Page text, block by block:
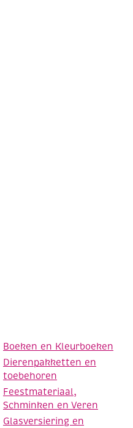
Boeken en Kleurboeken
Dierenpakketten en
toebehoren
Feestmateriaal,
Schminken en Veren
Glasversiering en